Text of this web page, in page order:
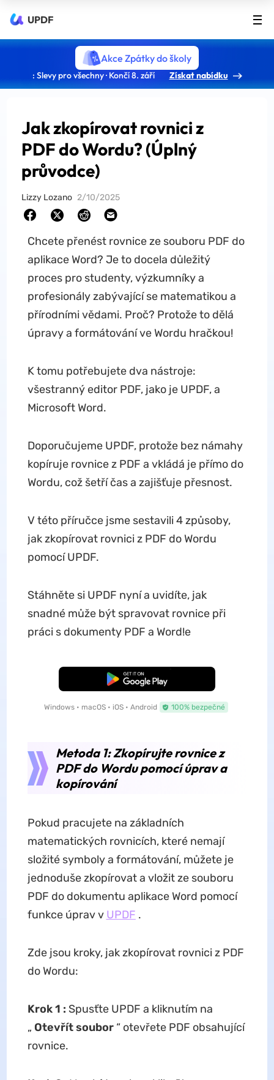
UPDF
Akce Zpátky do školy
: Slevy pro všechny · Končí 8. září Získat nabídku
Jak zkopírovat rovnici z
PDF do Wordu? (Úplný
průvodce)
Lizzy Lozano 2/10/2025
Chcete přenést rovnice ze souboru PDF do
aplikace Word? Je to docela důležitý
proces pro studenty, výzkumníky a
profesionály zabývající se matematikou a
přírodními vědami. Proč? Protože to dělá
úpravy a formátování ve Wordu hračkou!
K tomu potřebujete dva nástroje:
všestranný editor PDF, jako je UPDF, a
Microsoft Word.
Doporučujeme UPDF, protože bez námahy
kopíruje rovnice z PDF a vkládá je přímo do
Wordu, což šetří čas a zajišťuje přesnost.
V této příručce jsme sestavili 4 způsoby,
jak zkopírovat rovnici z PDF do Wordu
pomocí UPDF.
Stáhněte si UPDF nyní a uvidíte, jak
snadné může být spravovat rovnice při
práci s dokumenty PDF a Word!e
Bezplatné stažení
Windows • macOS • iOS • Android 100% bezpečné
Metoda 1: Zkopírujte rovnice z
PDF do Wordu pomocí úprav a
kopírování
Pokud pracujete na základních
matematických rovnicích, které nemají
složité symboly a formátování, můžete je
jednoduše zkopírovat a vložit ze souboru
PDF do dokumentu aplikace Word pomocí
funkce úprav v UPDF .
Zde jsou kroky, jak zkopírovat rovnici z PDF
do Wordu:
Krok 1 : Spusťte UPDF a kliknutím na
„ Otevřít soubor“ otevřete PDF obsahující
rovnice.